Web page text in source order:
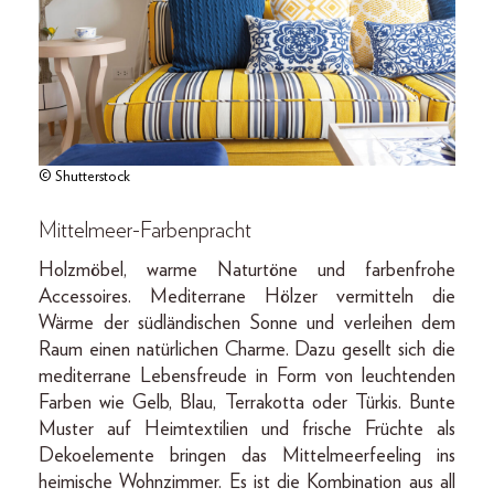
© Shutterstock
Mittelmeer-Farbenpracht
Holzmöbel, warme Naturtöne und farbenfrohe
Accessoires. Mediterrane Hölzer vermitteln die
Wärme der südländischen Sonne und verleihen dem
Raum einen natürlichen Charme. Dazu gesellt sich die
mediterrane Lebensfreude in Form von leuchtenden
Farben wie Gelb, Blau, Terrakotta oder Türkis. Bunte
Muster auf Heimtextilien und frische Früchte als
Dekoelemente bringen das Mittelmeerfeeling ins
heimische Wohnzimmer. Es ist die Kombination aus all